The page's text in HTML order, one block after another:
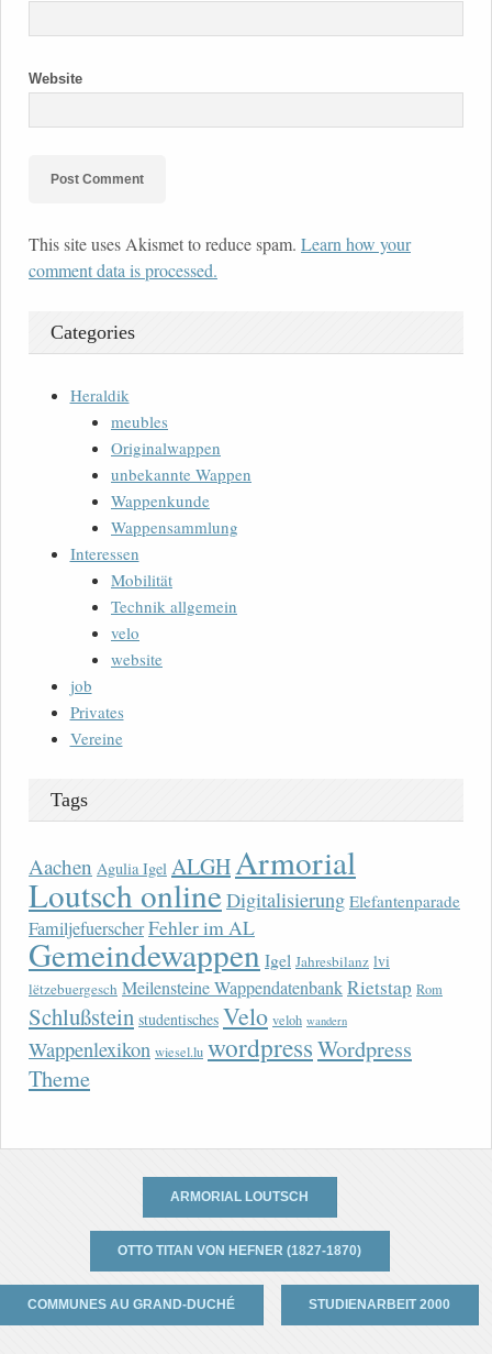
Website
This site uses Akismet to reduce spam. Learn how your
comment data is processed.
Categories
Heraldik
meubles
Originalwappen
unbekannte Wappen
Wappenkunde
Wappensammlung
Interessen
Mobilität
Technik allgemein
velo
website
job
Privates
Vereine
Tags
Aachen Agulia Igel ALGH Armorial
Loutsch onlineDigitalisierung Elefantenparade
FamiljefuerscherFehler im AL
Gemeindewappen Igel Jahresbilanz lvi
lëtzebuergesch Meilensteine WappendatenbankRietstap Rom
Schlußstein studentisches Velo veloh wandern
Wappenlexikon wiesel.lu wordpressWordpress
Theme
ARMORIAL LOUTSCH
OTTO TITAN VON HEFNER (1827-1870)
COMMUNES AU GRAND-DUCHÉ STUDIENARBEIT 2000